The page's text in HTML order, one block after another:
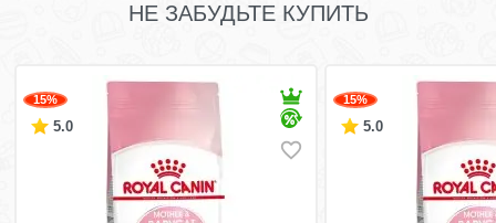
НЕ ЗАБУДЬТЕ КУПИТЬ
15%
5.0
15%
5.0